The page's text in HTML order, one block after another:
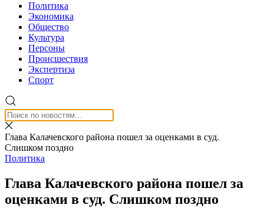
Политика
Экономика
Общество
Культура
Персоны
Происшествия
Экспертиза
Спорт
Глава Калачевского района пошел за оценками в суд.
Слишком поздно
Политика
Глава Калачевского района пошел за
оценками в суд. Слишком поздно